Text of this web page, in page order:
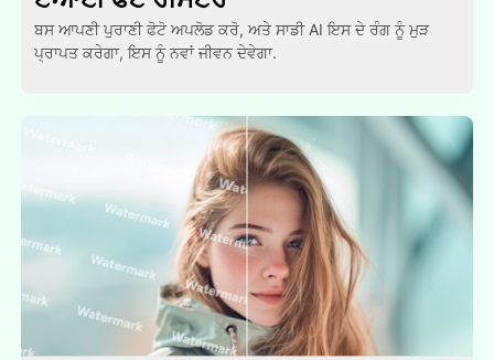
ਬਸ ਆਪਣੀ ਪੁਰਾਣੀ ਫੋਟੋ ਅਪਲੋਡ ਕਰੋ, ਅਤੇ ਸਾਡੀ AI ਇਸ ਦੇ ਰੰਗ ਨੂੰ ਮੁੜ
ਪ੍ਰਾਪਤ ਕਰੇਗਾ, ਇਸ ਨੂੰ ਨਵਾਂ ਜੀਵਨ ਦੇਵੇਗਾ.